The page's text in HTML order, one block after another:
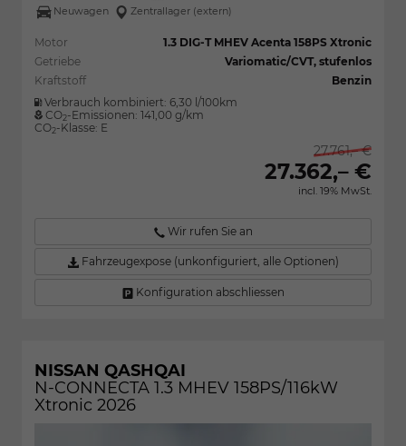
Neuwagen
Zentrallager (extern)
Motor
1.3 DIG-T MHEV Acenta 158PS Xtronic
Getriebe
Variomatic/CVT, stufenlos
Kraftstoff
Benzin
Verbrauch kombiniert: 6,30 l/100km
CO2-Emissionen: 141,00 g/km
CO2-Klasse: E
27.761,– €
27.362,– €
incl. 19% MwSt.
Wir rufen Sie an
Fahrzeugexpose (unkonfiguriert, alle Optionen)
Konfiguration abschliessen
NISSAN QASHQAI
N-CONNECTA 1.3 MHEV 158PS/116kW
Xtronic 2026